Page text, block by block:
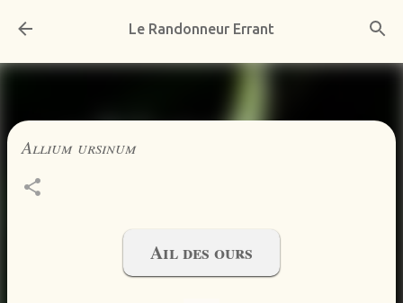
Accéder au contenu principal
Le Randonneur Errant
Allium ursinum
Ail des ours